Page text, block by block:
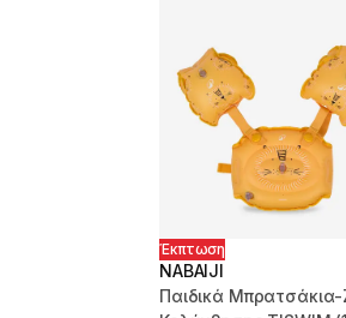
Έκπτωση
NABAIJI
Παιδικά